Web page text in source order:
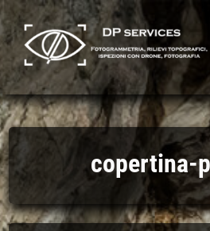
Skip
to
content
copertina-